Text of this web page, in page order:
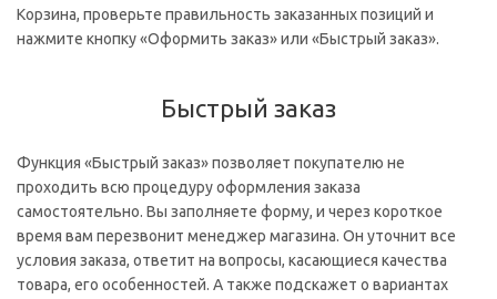
Корзина, проверьте правильность заказанных позиций и
нажмите кнопку «Оформить заказ» или «Быстрый заказ».
Быстрый заказ
Функция «Быстрый заказ» позволяет покупателю не
проходить всю процедуру оформления заказа
самостоятельно. Вы заполняете форму, и через короткое
время вам перезвонит менеджер магазина. Он уточнит все
условия заказа, ответит на вопросы, касающиеся качества
товара, его особенностей. А также подскажет о вариантах